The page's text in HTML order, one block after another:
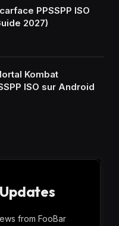
PPSSPP ISO
2027)
Kombat
ISO sur Android
from FooBar